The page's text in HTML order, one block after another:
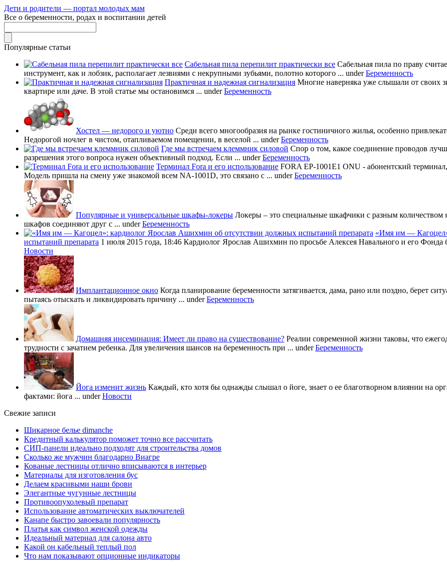
Дети и родители — портал молодых мам
Все о беременности, родах и воспитании детей
Популярные статьи
Сабельная пила перепилит практически все Сабельная пила по праву
инструмент, как и лобзик, располагает лезвиями с некрупными зубьями, полотно которого ... underБеременность
Практичная и надежная сигнализация Многие наверняка уже слышали от своих
квартире или даче. В этой статье мы остановимся ... underБеременность
Хостел — недорого и уютно Среди всего многообразия на рынке гостиничного жилья, особенно
Недорогой ночлег в чистом, отапливаемом помещении, в веселой ... underБеременность
Где мы встречаем клеммник силовой Спор о том, какое соединение проводов
разрешения этого вопроса нужен объективный подход. Если ... underБеременность
Терминал Fora и его использование FORA EP-1001E1 ONU - абонентский
Модель пришла на смену уже знакомой всем NA-1001D, это связано с ... underБеременность
Популярные и универсальные шкафы-локеры Локеры – это специальные шкафчики с разным количеством
шкафов соединяют друг с ... underБеременность
«Имя им —
испытаний препарата 1 июля 2015 года, 18:46 Кардиолог Ярослав Ашихмин по просьбе Алексея Навального и его
Новости
Имплантационное окно Когда планирование беременности затягивается, дама, рано или поздно, берет
пытаясь отыскать и ликвидировать причину ... underБеременность
Домашняя инсеминация: Имеет ли право на существование? Реалии современной жизни таковы, что
трудности с зачатием ребенка. Для увеличения шансов на беременность при ... underБеременность
Йога изменит жизнь Каждый, кто хотя бы однажды слышал о йоге, знает о ее благотворном влиянии на
фактами: йога ... underНовости
Свежие записи
Шикарное белье dimanche
Кредитный калькулятор поможет точно все рассчитать
СИП-панели идеально подходят для строительства домов
Сколько же мужчин благодарно Виагре
Кованые лестницы отлично вписываются в интерьер
Материалы для изготовления бус
Делаем красивыми наши брови
Элегантные чугунные лестницы
Противоопухолевый препарат
Использование автоматических выключателей
Канапе быстро завоевали популярность
Платья как символ женской одежды
Идеальный материал для салона авто
Какой он кабельный теплый пол
Что нам показывают опционные индикаторы